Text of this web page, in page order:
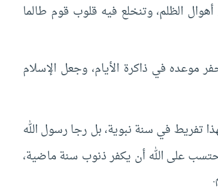
الظلم، وتنخلع فيه قلوب قوم طالما
موعده في ذاكرة الأيام، وجعل الإسلام
تفريط في سنة نبوية، بل رجا رسول الله
على الله أن يكفر ذنوب سنة ماضية،